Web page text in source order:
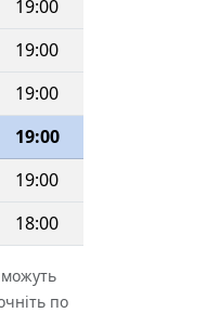
19:00
19:00
19:00
19:00
19:00
18:00
по